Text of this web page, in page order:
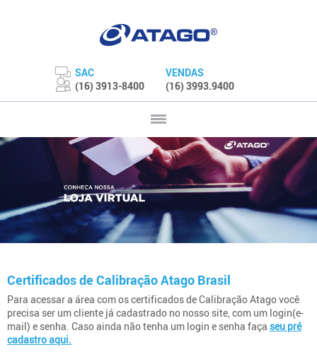
SAC
(16) 3913-8400
VENDAS
(16) 3993.9400
Certificados de Calibração Atago Brasil
Para acessar a área com os certificados de Calibração Atago você
precisa ser um cliente já cadastrado no nosso site, com um login(e-
mail) e senha. Caso ainda não tenha um login e senha faça seu pré
cadastro aqui.